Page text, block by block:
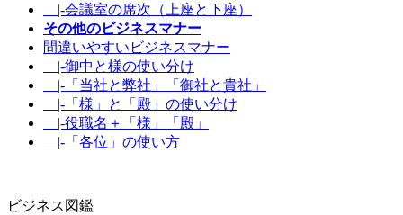
|-会議室の席次（上座と下座）
その他のビジネスマナー
間違いやすいビジネスマナー
|-御中と様の使い分け
|-「当社と弊社」「御社と貴社」
|-「様」と「殿」の使い分け
|-役職名＋「様」「殿」
|-「各位」の使い方
ビジネス図鑑